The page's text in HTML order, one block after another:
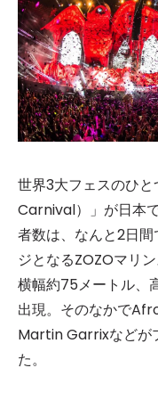
世界3大フェスのひ
Carnival）」が日本
者数は、なんと2日
ジとなるZOZOマリ
横幅約75メートル、
出現。そのなかで
Martin Garrixなどが
た。